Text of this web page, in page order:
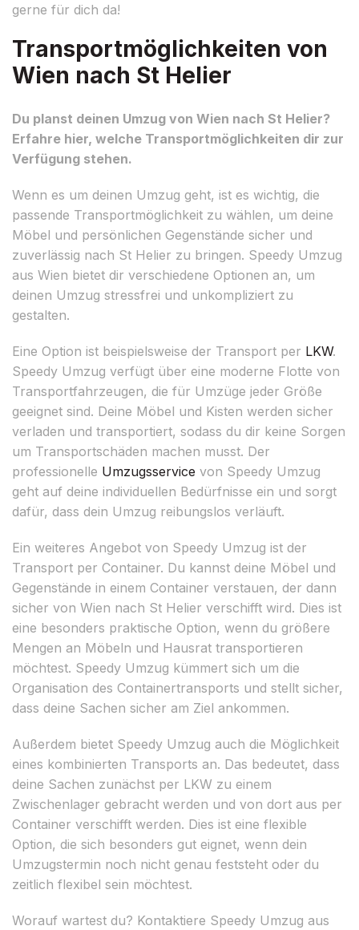
gerne für dich da!
Transportmöglichkeiten von
Wien nach St Helier
Du planst deinen Umzug von Wien nach St Helier?
Erfahre hier, welche Transportmöglichkeiten dir zur
Verfügung stehen.
Wenn es um deinen Umzug geht, ist es wichtig, die
passende Transportmöglichkeit zu wählen, um deine
Möbel und persönlichen Gegenstände sicher und
zuverlässig nach St Helier zu bringen. Speedy Umzug
aus Wien bietet dir verschiedene Optionen an, um
deinen Umzug stressfrei und unkompliziert zu
gestalten.
Eine Option ist beispielsweise der Transport per LKW.
Speedy Umzug verfügt über eine moderne Flotte von
Transportfahrzeugen, die für Umzüge jeder Größe
geeignet sind. Deine Möbel und Kisten werden sicher
verladen und transportiert, sodass du dir keine Sorgen
um Transportschäden machen musst. Der
professionelle Umzugsservice von Speedy Umzug
geht auf deine individuellen Bedürfnisse ein und sorgt
dafür, dass dein Umzug reibungslos verläuft.
Ein weiteres Angebot von Speedy Umzug ist der
Transport per Container. Du kannst deine Möbel und
Gegenstände in einem Container verstauen, der dann
sicher von Wien nach St Helier verschifft wird. Dies ist
eine besonders praktische Option, wenn du größere
Mengen an Möbeln und Hausrat transportieren
möchtest. Speedy Umzug kümmert sich um die
Organisation des Containertransports und stellt sicher,
dass deine Sachen sicher am Ziel ankommen.
Außerdem bietet Speedy Umzug auch die Möglichkeit
eines kombinierten Transports an. Das bedeutet, dass
deine Sachen zunächst per LKW zu einem
Zwischenlager gebracht werden und von dort aus per
Container verschifft werden. Dies ist eine flexible
Option, die sich besonders gut eignet, wenn dein
Umzugstermin noch nicht genau feststeht oder du
zeitlich flexibel sein möchtest.
Worauf wartest du? Kontaktiere Speedy Umzug aus